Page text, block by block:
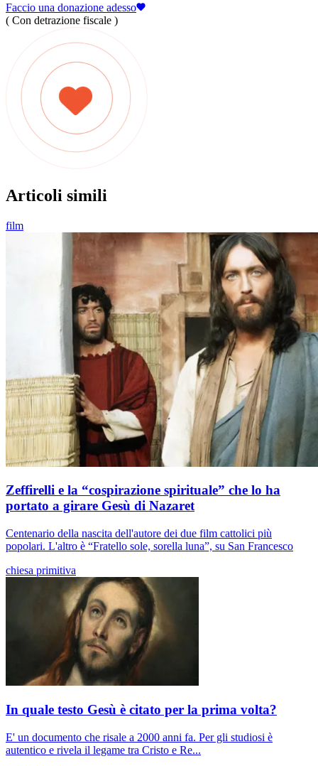
Faccio una donazione adesso
( Con detrazione fiscale )
Articoli simili
film
Zeffirelli e la “cospirazione spirituale” che lo ha
portato a girare Gesù di Nazaret
Centenario della nascita dell'autore dei due film cattolici più
popolari. L'altro è “Fratello sole, sorella luna”, su San Francesco
chiesa primitiva
In quale testo Gesù è citato per la prima volta?
E' un documento che risale a 2000 anni fa. Per gli studiosi è
autentico e rivela il legame tra Cristo e Re...